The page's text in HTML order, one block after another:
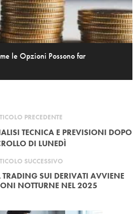
le Opzioni Possono far
PRECEDENTE
TECNICA E PREVISIONI DOPO
DI LUNEDÌ
SUCCESSIVO
SUI DERIVATI AVVIENE
NOTTURNE NEL 2025